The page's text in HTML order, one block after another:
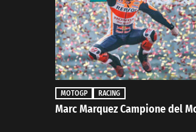
MOTOGP RACING
Marc Marquez Campione del